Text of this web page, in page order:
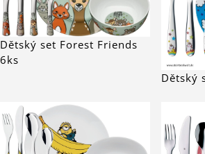
Dětský set Forest Friends
6ks
Dětský